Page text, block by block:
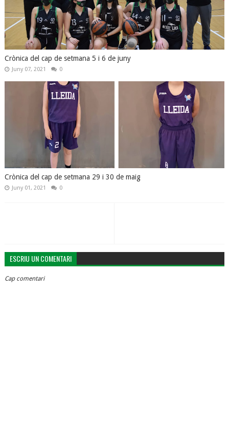
Crònica del cap de setmana 5 i 6 de juny
Juny 07, 2021 0
Crònica del cap de setmana 29 i 30 de maig
Juny 01, 2021 0
ESCRIU UN COMENTARI
Cap comentari